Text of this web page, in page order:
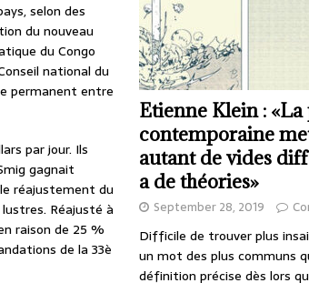
selon des
du nouveau
du Congo
national du
permanent entre
par jour. Ils
gagnait
réajustement du
Réajusté à
raison de 25 %
de la 33è
Etienne Klein :
contemporaine
autant de vides
a de théories»
September 28, 2019
Difficile de trouver plus
un mot des plus communs
définition précise dès lors